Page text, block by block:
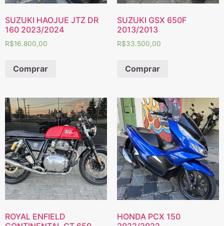
SUZUKI HAOJUE JTZ DR
160 2023/2024
R$16.800,00
Comprar
SUZUKI GSX 650F
2013/2013
R$33.500,00
Comprar
ROYAL ENFIELD
HONDA PCX 150